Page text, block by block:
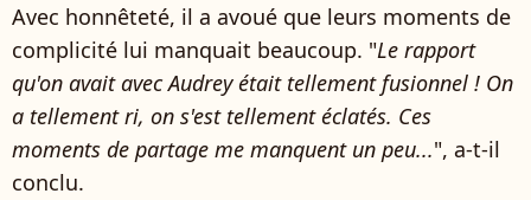
Avec honnêteté, il a avoué que leurs moments de
complicité lui manquait beaucoup. "Le rapport
qu'on avait avec Audrey était tellement fusionnel ! On
a tellement ri, on s'est tellement éclatés. Ces
moments de partage me manquent un peu...", a-t-il
conclu.